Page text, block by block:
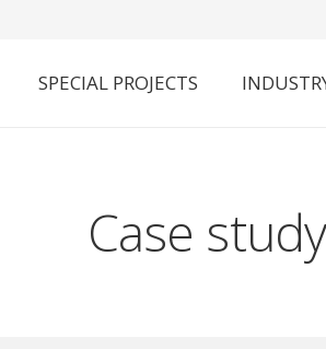
SPECIAL PROJECTS
Case study